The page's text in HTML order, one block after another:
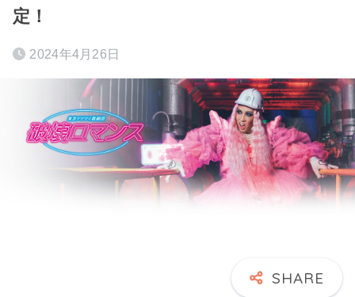
定！
2024年4月26日